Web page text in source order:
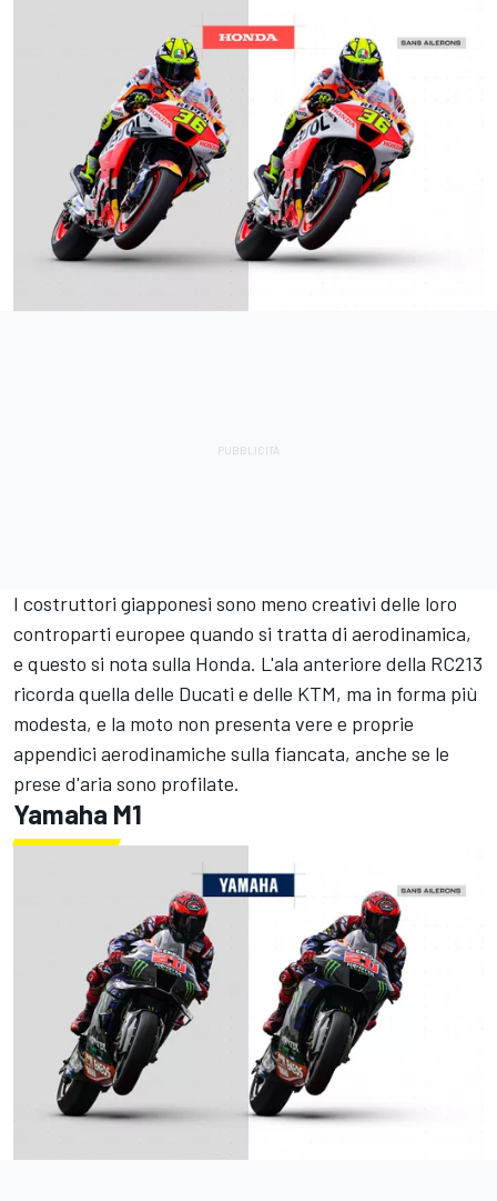
I costruttori giapponesi sono meno creativi delle loro
controparti europee quando si tratta di aerodinamica,
e questo si nota sulla Honda. L'ala anteriore della RC213
ricorda quella delle Ducati e delle KTM, ma in forma più
modesta, e la moto non presenta vere e proprie
appendici aerodinamiche sulla fiancata, anche se le
prese d'aria sono profilate.
Yamaha M1